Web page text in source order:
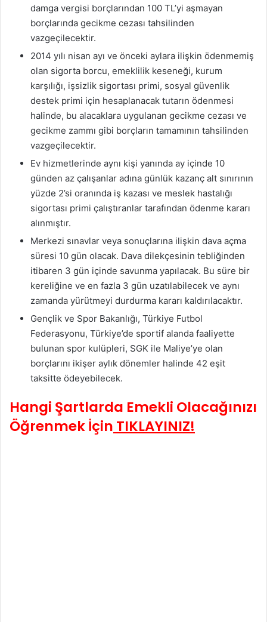
damga vergisi borçlarından 100 TL’yi aşmayan
borçlarında gecikme cezası tahsilinden
vazgeçilecektir.
2014 yılı nisan ayı ve önceki aylara ilişkin ödenmemiş
olan sigorta borcu, emeklilik keseneği, kurum
karşılığı, işsizlik sigortası primi, sosyal güvenlik
destek primi için hesaplanacak tutarın ödenmesi
halinde, bu alacaklara uygulanan gecikme cezası ve
gecikme zammı gibi borçların tamamının tahsilinden
vazgeçilecektir.
Ev hizmetlerinde aynı kişi yanında ay içinde 10
günden az çalışanlar adına günlük kazanç alt sınırının
yüzde 2’si oranında iş kazası ve meslek hastalığı
sigortası primi çalıştıranlar tarafından ödenme kararı
alınmıştır.
Merkezi sınavlar veya sonuçlarına ilişkin dava açma
süresi 10 gün olacak. Dava dilekçesinin tebliğinden
itibaren 3 gün içinde savunma yapılacak. Bu süre bir
kereliğine ve en fazla 3 gün uzatılabilecek ve aynı
zamanda yürütmeyi durdurma kararı kaldırılacaktır.
Gençlik ve Spor Bakanlığı, Türkiye Futbol
Federasyonu, Türkiye’de sportif alanda faaliyette
bulunan spor kulüpleri, SGK ile Maliye’ye olan
borçlarını ikişer aylık dönemler halinde 42 eşit
taksitte ödeyebilecek.
Hangi Şartlarda Emekli Olacağınızı
Öğrenmek İçin TIKLAYINIZ!